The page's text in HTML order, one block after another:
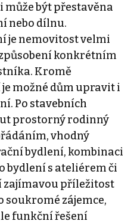
může být přestavěna
nebo dílnu.
je nemovitost velmi
konkrétním
Kromě
možné dům upravit i
Po stavebních
prostorný rodinný
vhodný
bydlení, kombinaci
bydlení s ateliérem či
zajímavou příležitost
soukromé zájemce,
funkční řešení